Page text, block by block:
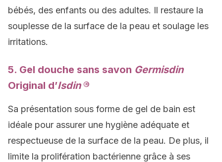
bébés, des enfants ou des adultes. Il restaure la
souplesse de la surface de la peau et soulage les
irritations.
5. Gel douche sans savon Germisdin
Original d’Isdin®
Sa présentation sous forme de gel de bain est
idéale pour assurer une hygiène adéquate et
respectueuse de la surface de la peau. De plus, il
limite la prolifération bactérienne grâce à ses